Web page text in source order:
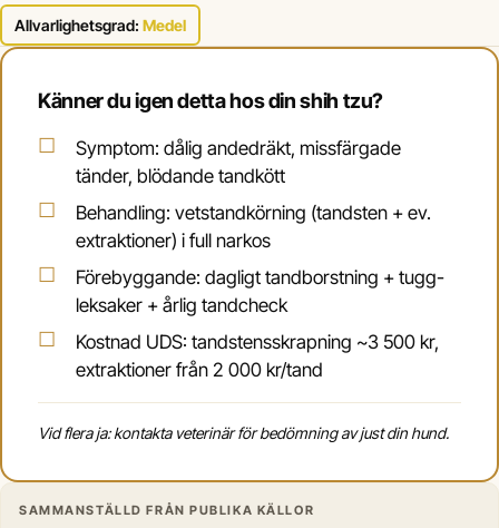
Allvarlighetsgrad: Medel
Känner du igen detta hos din shih tzu?
Symptom: dålig andedräkt, missfärgade
tänder, blödande tandkött
Behandling: vetstandkörning (tandsten + ev.
extraktioner) i full narkos
Förebyggande: dagligt tandborstning + tugg-
leksaker + årlig tandcheck
Kostnad UDS: tandstensskrapning ~3 500 kr,
extraktioner från 2 000 kr/tand
Vid flera ja: kontakta veterinär för bedömning av just din hund.
SAMMANSTÄLLD FRÅN PUBLIKA KÄLLOR